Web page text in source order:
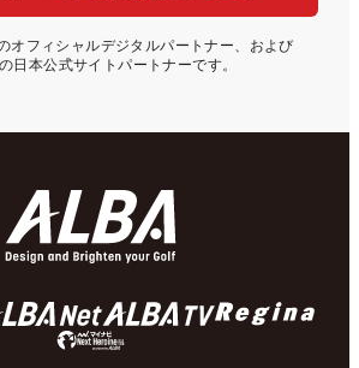
オフィシャルデジタルパートナー、および
日本公式サイトパートナーです。